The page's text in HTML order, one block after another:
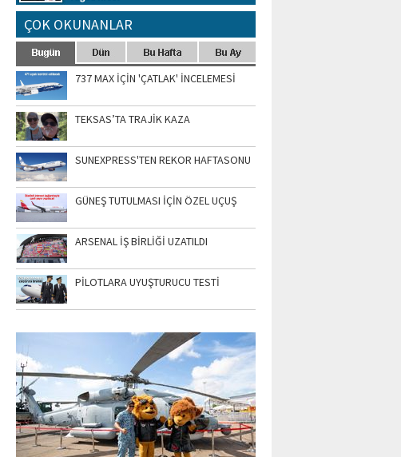
ÇOK OKUNANLAR
737 MAX İÇİN 'ÇATLAK' İNCELEMESİ
TEKSAS’TA TRAJİK KAZA
SUNEXPRESS'TEN REKOR HAFTASONU
GÜNEŞ TUTULMASI İÇİN ÖZEL UÇUŞ
ARSENAL İŞ BİRLİĞİ UZATILDI
PİLOTLARA UYUŞTURUCU TESTİ
SİNGAPUR AIRSHOW-2020